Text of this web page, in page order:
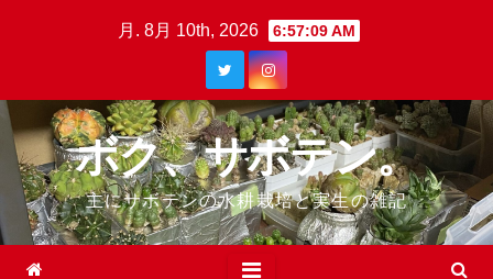
月. 8月 10th, 2026 6:57:10 AM
ボク、サボテン。
主にサボテンの水耕栽培と実生の雑記